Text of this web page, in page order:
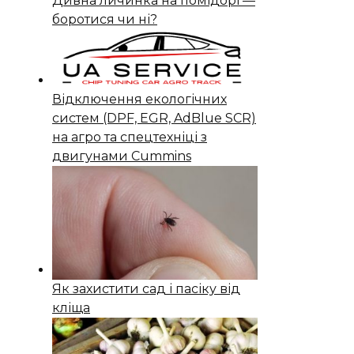
боротися чи ні?
Відключення екологічних
систем (DPF, EGR, AdBlue SCR)
на агро та спецтехніці з
двигунами Cummins
Як захистити сад і пасіку від
кліща